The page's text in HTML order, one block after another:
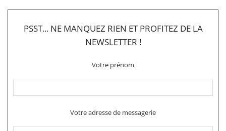
PSST... NE MANQUEZ RIEN ET PROFITEZ DE LA
NEWSLETTER !
Votre prénom
Votre adresse de messagerie